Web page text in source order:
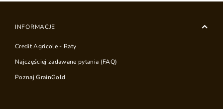
INFORMACJE
Credit Agricole - Raty
Najczęściej zadawane pytania (FAQ)
Poznaj GrainGold